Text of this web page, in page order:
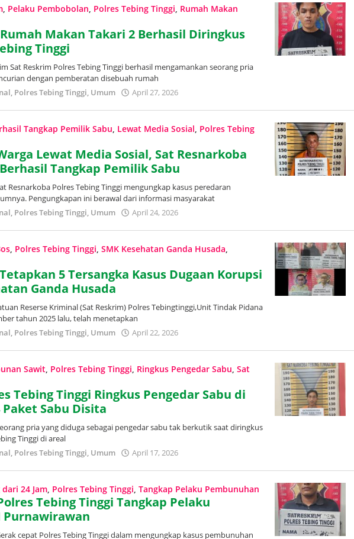
Publik
, Pelaku Pembobolan, Polres Tebing Tinggi, Rumah Makan
Makan Takari 2 Berhasil Diringkus
Tinggi
Sat Reskrim Polres Tebing Tinggi berhasil mengamankan seorang pria
dengan pemberatan disebuah rumah
, Polres Tebing Tinggi, Umum April 27, 2026
Publik
Tangkap Pemilik Sabu, Lewat Media Sosial, Polres Tebing
Lewat Media Sosial, Sat Resnarkoba
Tangkap Pemilik Sabu
Resnarkoba Polres Tebing Tinggi mengungkap kasus peredaran
Pengungkapan ini berawal dari informasi masyarakat
, Polres Tebing Tinggi, Umum April 24, 2026
Publik
, Polres Tebing Tinggi, SMK Kesehatan Ganda Husada,
5 Tersangka Kasus Dugaan Korupsi
Ganda Husada
Reserse Kriminal (Sat Reskrim) Polres Tebingtinggi,Unit Tindak Pidana
tahun 2025 lalu, telah menetapkan
, Polres Tebing Tinggi, Umum April 22, 2026
Publik
Sawit, Polres Tebing Tinggi, Ringkus Pengedar Sabu, Sat
Tebing Tinggi Ringkus Pengedar Sabu di
Sabu Disita
pria yang diduga sebagai pengedar sabu tak berkutik saat diringkus
Tinggi di areal
, Polres Tebing Tinggi, Umum April 17, 2026
Publik
24 Jam, Polres Tebing Tinggi, Tangkap Pelaku Pembunuhan
Tebing Tinggi Tangkap Pelaku
Purnawirawan
cepat Polres Tebing Tinggi dalam mengungkap kasus pembunuhan